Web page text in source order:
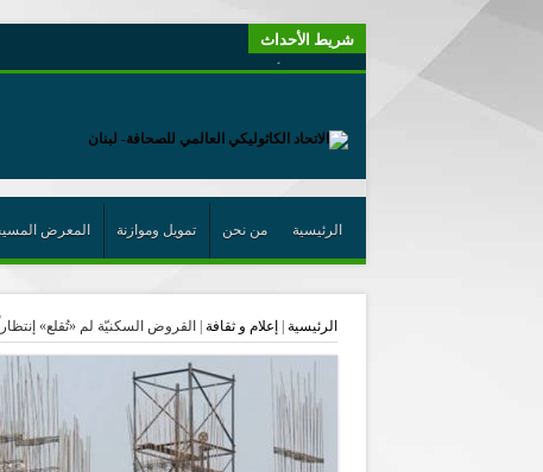
شريط الأحداث
“لبنانيون من أجل الكيان” (اتحاد اورا) : طرح رئيس
يتبع في معنى الأعجوبة
ترشيح أسعد جوان لجائزة نوبل يعزّز تثبيت
رئيسة أوسيب لبنان تلتقي غبطة البطريرك وتطلع على نشاطات
الراعي: القديس شربل هو الزرع الجيد الذي أثمر في حقل
الأعجوبة في المسيحيّة: معنًى وحدًّا
من يختصر الله يجعل الدين خطرًا
لقاء إعلامي لمكتب راعوية الشبيبة- بكركي
أيّ عيش مشترك نريد؟
الرئيسية من نحن تمويل وموازنة المعرض
الرئيسية إعلام و ثقافة القروض السكنيّة لم «تُقلع»